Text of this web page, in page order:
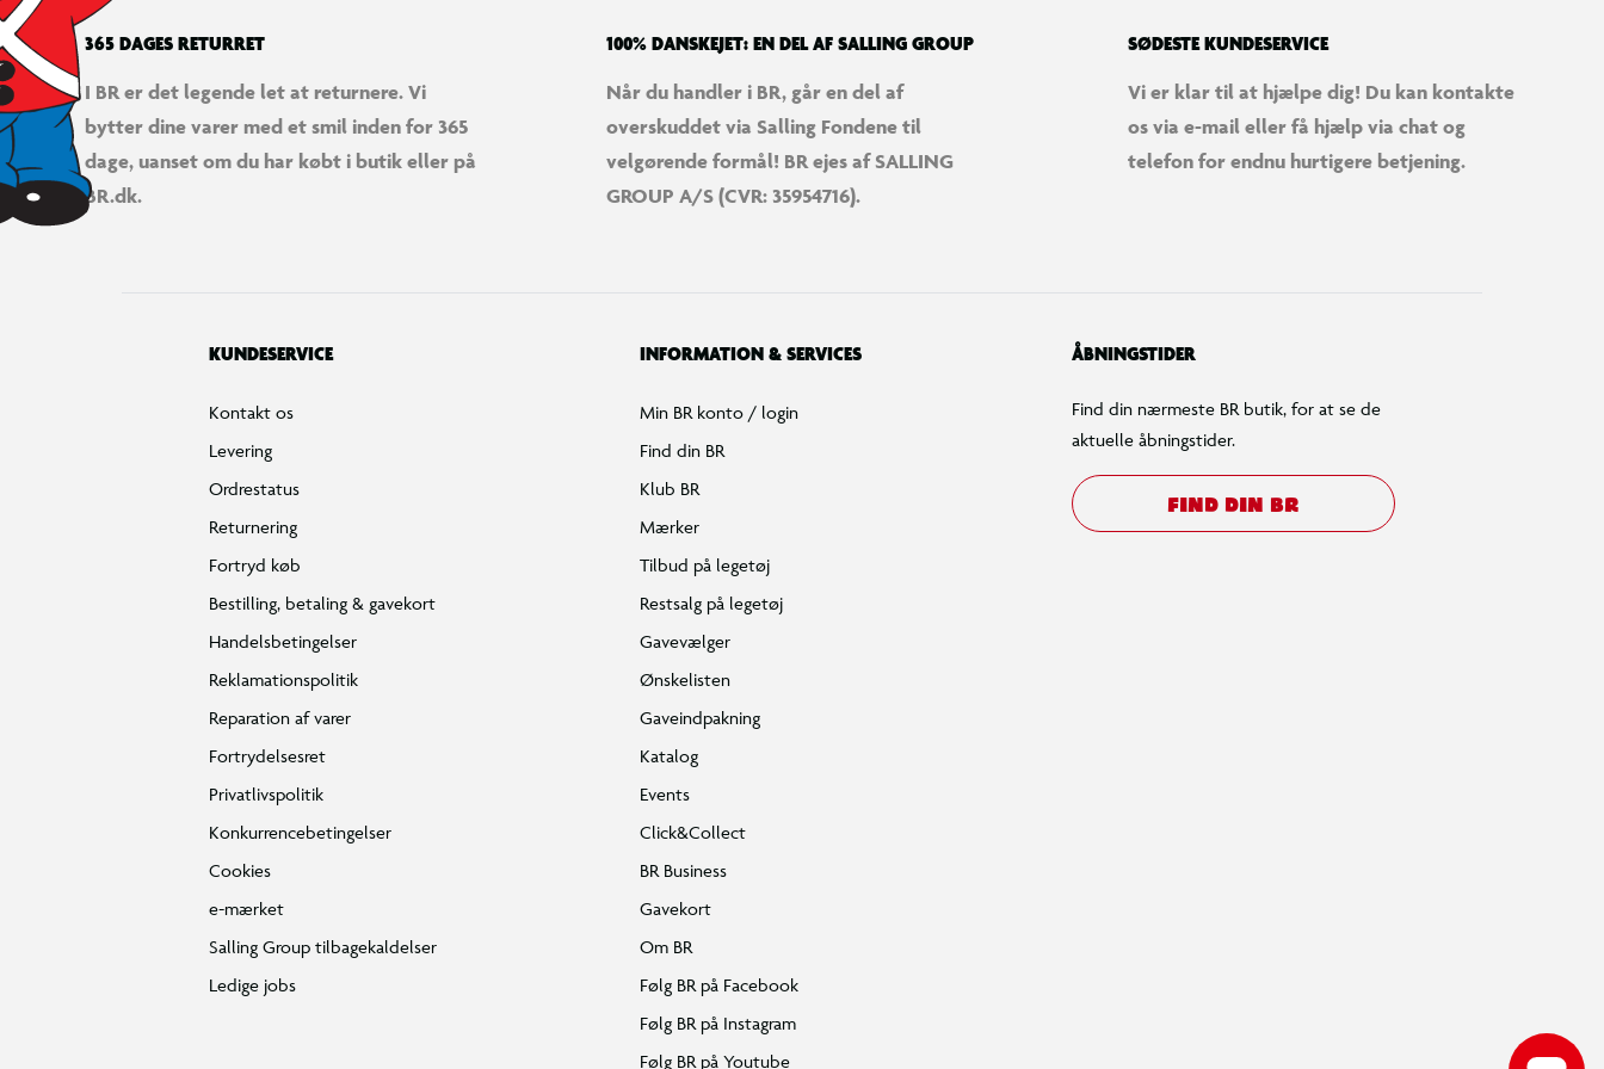
365 DAGES RETURRET
I BR er det legende let at returnere. Vi
bytter dine varer med et smil inden for 365
dage, uanset om du har købt i butik eller på
BR.dk.
100% DANSKEJET: EN DEL AF SALLING GROUP
Når du handler i BR, går en del af
overskuddet via Salling Fondene til
velgørende formål! BR ejes af SALLING
GROUP A/S (CVR: 35954716).
SØDESTE KUNDESERVICE
Vi er klar til at hjælpe dig! Du kan kontakte
os via e-mail eller få hjælp via chat og
telefon for endnu hurtigere betjening.
KUNDESERVICE
Kontakt os
Levering
Ordrestatus
Returnering
Fortryd køb
Bestilling, betaling & gavekort
Handelsbetingelser
Reklamationspolitik
Reparation af varer
Fortrydelsesret
Privatlivspolitik
Konkurrencebetingelser
Cookies
e-mærket
Salling Group tilbagekaldelser
Ledige jobs
INFORMATION & SERVICES
Min BR konto / login
Find din BR
Klub BR
Mærker
Tilbud på legetøj
Restsalg på legetøj
Gavevælger
Ønskelisten
Gaveindpakning
Katalog
Events
Click&Collect
BR Business
Gavekort
Om BR
Følg BR på Facebook
Følg BR på Instagram
Følg BR på Youtube
ÅBNINGSTIDER
Find din nærmeste BR butik, for at se de
aktuelle åbningstider.
FIND DIN BR